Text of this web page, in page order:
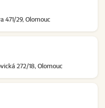
471/29, Olomouc
272/18, Olomouc